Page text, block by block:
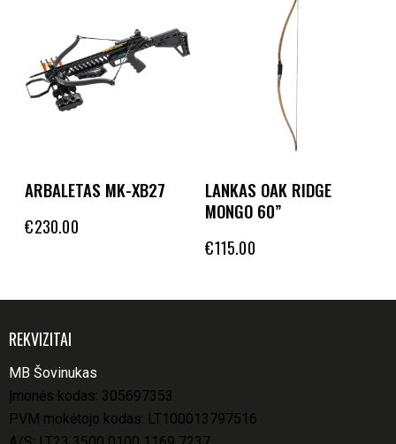
ARBALETAS MK-XB27
€230.00
LANKAS OAK RIDGE
MONGO 60”
€115.00
REKVIZITAI
MB Šovinukas
Įmonės kodas: 305697353
PVM mokėtojo kodas: LT100013797516